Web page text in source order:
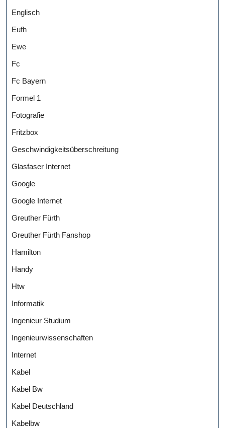
Englisch
Eufh
Ewe
Fc
Fc Bayern
Formel 1
Fotografie
Fritzbox
Geschwindigkeitsüberschreitung
Glasfaser Internet
Google
Google Internet
Greuther Fürth
Greuther Fürth Fanshop
Hamilton
Handy
Htw
Informatik
Ingenieur Studium
Ingenieurwissenschaften
Internet
Kabel
Kabel Bw
Kabel Deutschland
Kabelbw